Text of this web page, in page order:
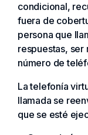
condicional,
fuera de
persona que
respuestas, ser
número de
La telefonía
llamada se
que se esté